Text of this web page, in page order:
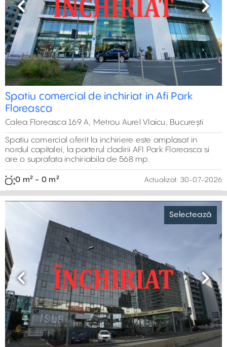
Previous Next
Spatiu comercial de inchiriat in Afi Park
Floreasca
Calea Floreasca 169 A, Metrou Aurel Vlaicu, București
Spatiu comercial oferit la inchiriere este amplasat in
nordul capitalei, la parterul cladirii AFI Park Floreasca si
are o suprafata inchiriabila de 568 mp.
0 m² - 0 m² Actualizat: 30-07-2026
Selectează
Previous Next